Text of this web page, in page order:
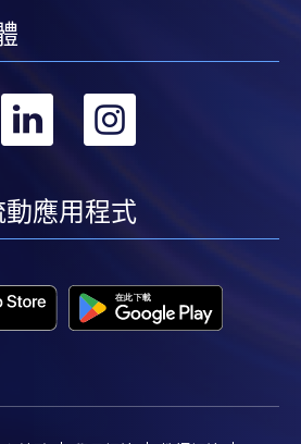
學費。香港大學專業進修學院
款優惠，惟課程申請人必須為
向學院報名中心職員查詢。
（以先到先得形式報名）及個
上報名/註冊服務，申請人可在
不適用於手機）、VISA或
課程的報名費或學費。除上述支
歷頒授課程設有網上服務，學
WeChat Pay）、支付寶
名服務。
轉
轉
linkedin
動應用程式